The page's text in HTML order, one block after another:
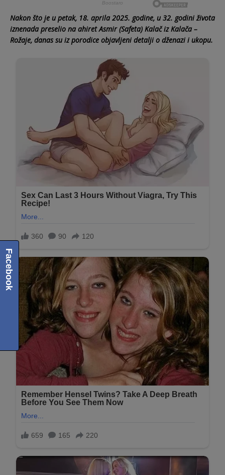
Nakon što je u petak, 18. aprila 2025. godine, u 32. godini života
iznenada preselio na ahiret Asmir (Safeta) Kalač iz Kalača –
Rožaje, danas su iz porodice objavljeni detalji o dženazi i ukopu.
Facebook